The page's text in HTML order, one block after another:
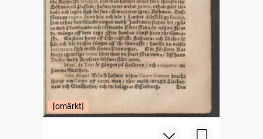
[omärkt]